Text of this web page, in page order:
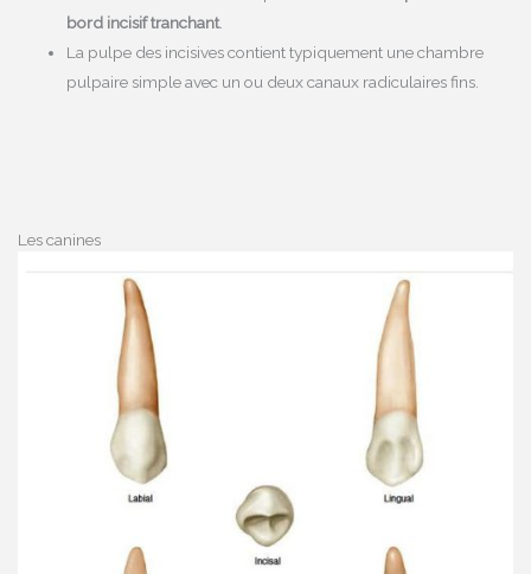
bord incisif tranchant.
La pulpe des incisives contient typiquement une chambre
pulpaire simple avec un ou deux canaux radiculaires fins.
Les canines